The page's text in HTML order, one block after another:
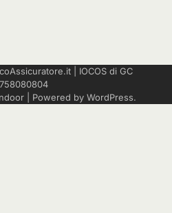
| IOCOSdi GC
| Powered by WordPress.